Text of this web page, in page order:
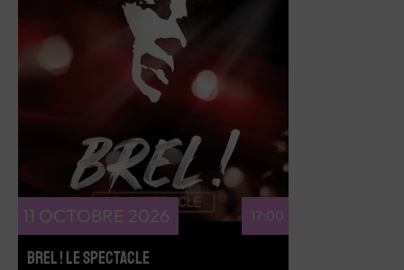
RÉSERVEZ
11 OCTOBRE 2026 17:00
BREL ! LE SPECTACLE